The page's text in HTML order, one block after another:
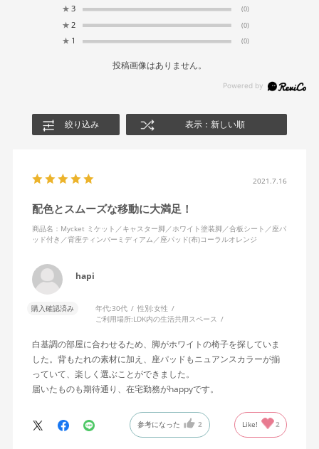
★ 3 (0)
★ 2 (0)
★ 1 (0)
投稿画像はありません。
絞り込み 表示：新しい順
2021.7.16
配色とスムーズな移動に大満足！
商品名：Mycket ミケット／キャスター脚／ホワイト塗装脚／合板シート／座パ
ッド付き／背座ティンバーミディアム／座パッド(布)コーラルオレンジ
hapi
購入確認済み 年代:30代 性別:女性
ご利用場所:LDK内の生活共用スペース
白基調の部屋に合わせるため、脚がホワイトの椅子を探していま
した。背もたれの素材に加え、座パッドもニュアンスカラーが揃
っていて、楽しく選ぶことができました。
届いたものも期待通り、在宅勤務がhappyです。
参考になった 2 Like! 2